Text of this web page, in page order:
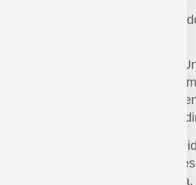
Las conducciones son el
Las conducciones de Memoria
ofrecen una música que está
llena de intensos colores,
mucha atención al detalle, bien
En ellas se combinan la
simplicidad, la densidad con el
los soli, el caos con la